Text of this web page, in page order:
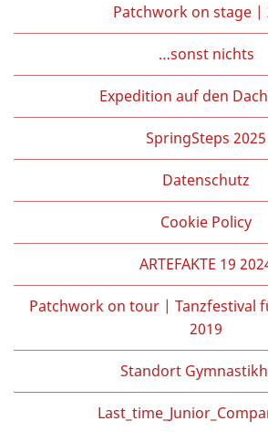
Patchwork on stage |
…sonst nichts
Expedition auf den
SpringSteps 2025
Datenschutz
Cookie Policy
ARTEFAKTE 19
Patchwork on tour | Tanzfestival
2019
Standort